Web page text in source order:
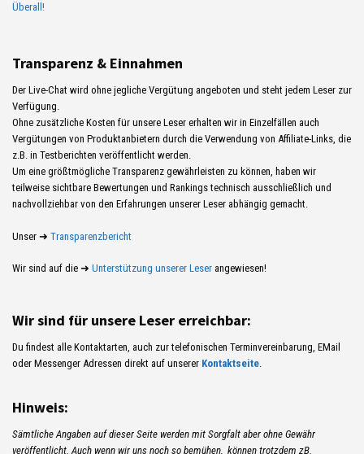
Überall!
Transparenz & Einnahmen
Der Live-Chat wird ohne jegliche Vergütung angeboten und steht jedem Leser zur
Verfügung.
Ohne zusätzliche Kosten für unsere Leser erhalten wir in Einzelfällen auch
Vergütungen von Produktanbietern durch die Verwendung von Affiliate-Links, die
z.B. in Testberichten veröffentlicht werden.
Um eine größtmögliche Transparenz gewährleisten zu können, haben wir
teilweise sichtbare Bewertungen und Rankings technisch ausschließlich und
nachvollziehbar von den Erfahrungen unserer Leser abhängig gemacht.
Unser ➜ Transparenzbericht
Wir sind auf die ➜ Unterstützung unserer Leser angewiesen!
Wir sind für unsere Leser erreichbar:
Du findest alle Kontaktarten, auch zur telefonischen Terminvereinbarung, EMail
oder Messenger Adressen direkt auf unserer Kontaktseite.
Hinweis:
Sämtliche Angaben auf dieser Seite werden mit Sorgfalt aber ohne Gewähr
veröffentlicht. Auch wenn wir uns noch so bemühen, können trotzdem zB.